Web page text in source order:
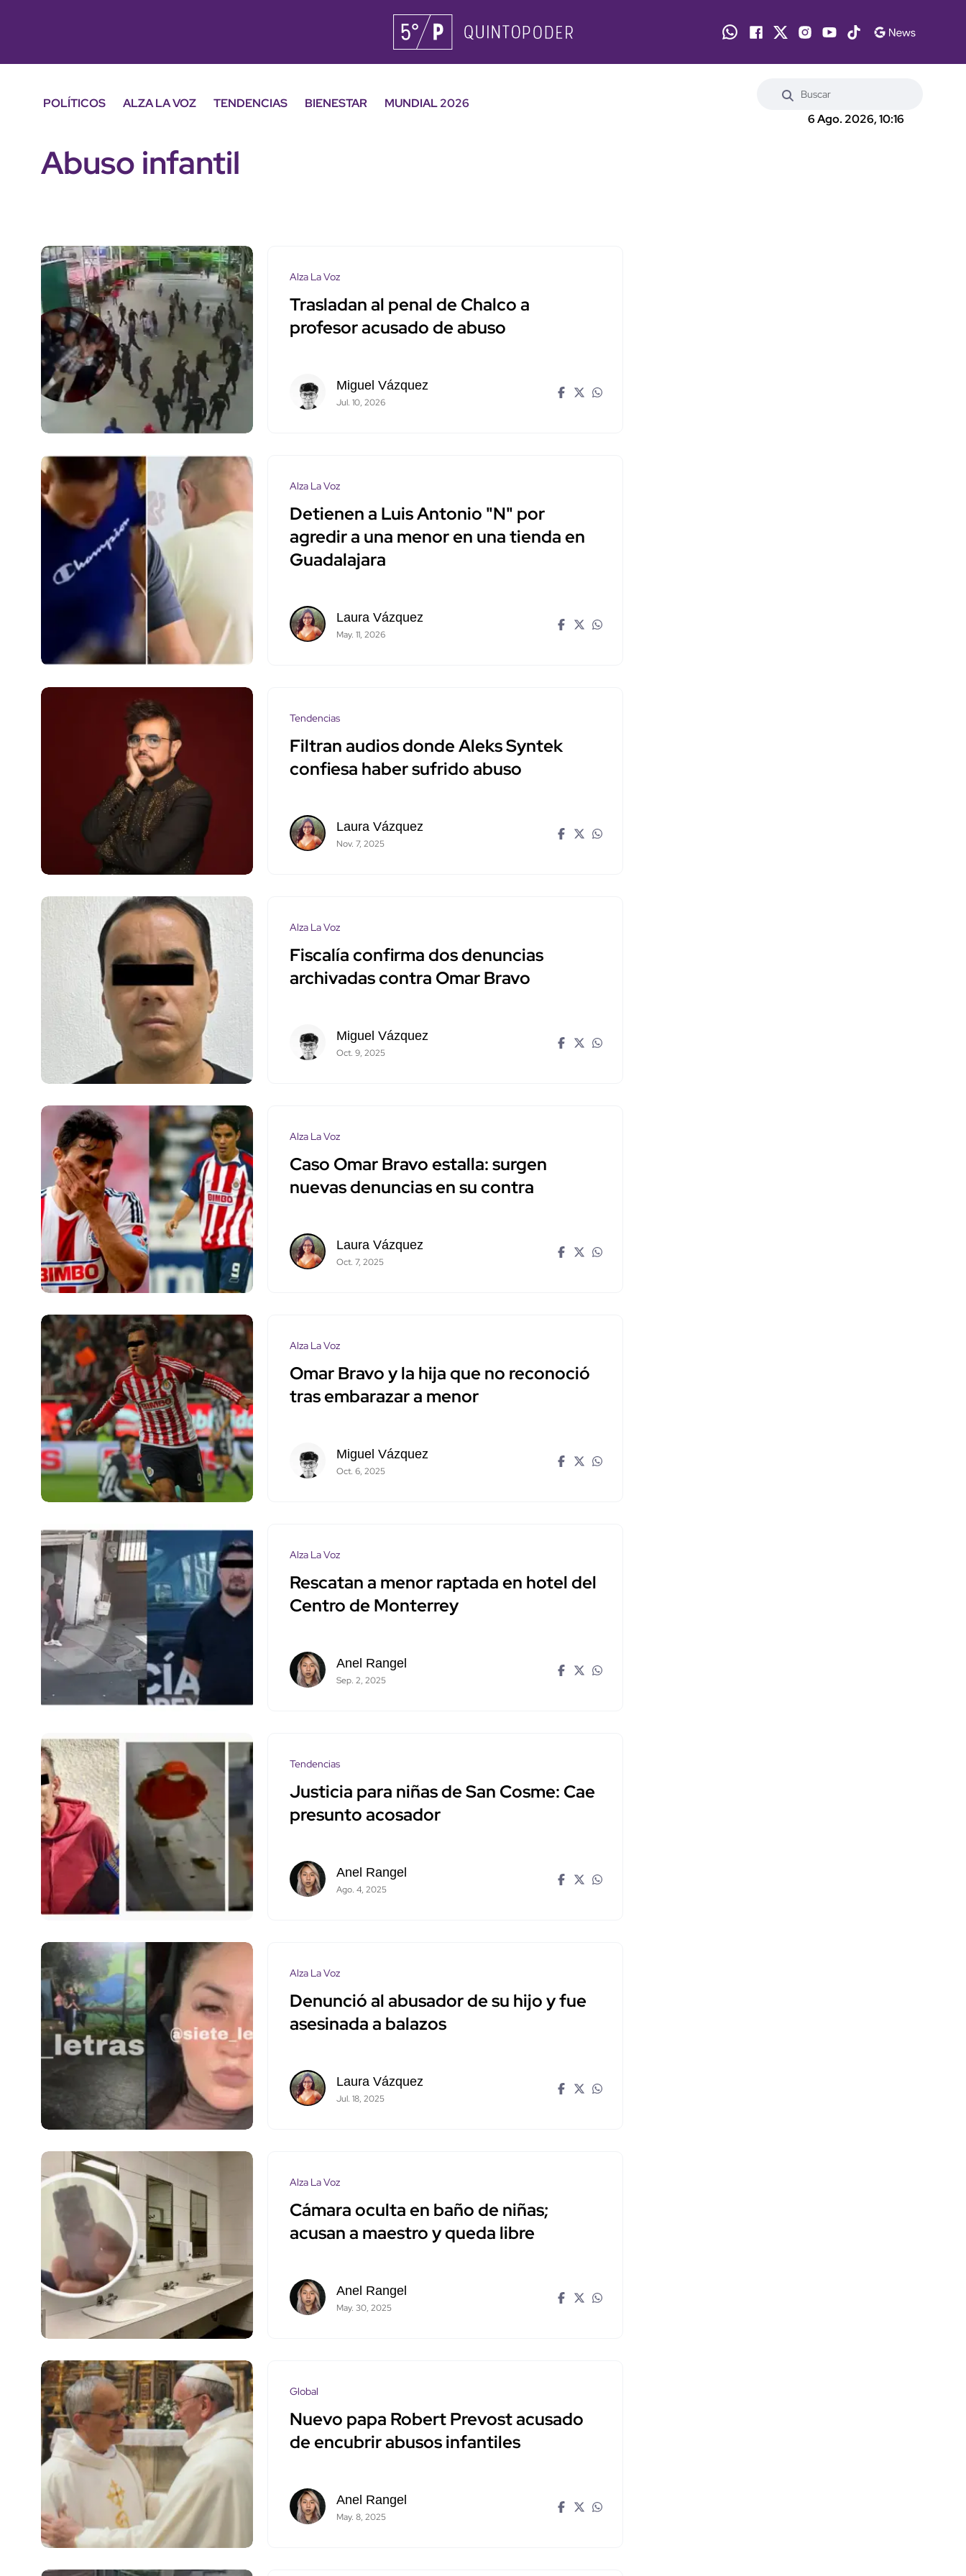
POLÍTICOS ALZA LA VOZ TENDENCIAS BIENESTAR
MUNDIAL 2026
6 Ago. 2026, 10:16
Abuso infantil
Alza La Voz
Trasladan al penal de Chalco a
profesor acusado de abuso
Miguel Vázquez
Jul. 10, 2026
Alza La Voz
Detienen a Luis Antonio "N" por
agredir a una menor en una tienda en
Guadalajara
Laura Vázquez
May. 11, 2026
Tendencias
Filtran audios donde Aleks Syntek
confiesa haber sufrido abuso
Laura Vázquez
Nov. 7, 2025
Alza La Voz
Fiscalía confirma dos denuncias
archivadas contra Omar Bravo
Miguel Vázquez
Oct. 9, 2025
Alza La Voz
Caso Omar Bravo estalla: surgen
nuevas denuncias en su contra
Laura Vázquez
Oct. 7, 2025
Alza La Voz
Omar Bravo y la hija que no reconoció
tras embarazar a menor
Miguel Vázquez
Oct. 6, 2025
Alza La Voz
Rescatan a menor raptada en hotel del
Centro de Monterrey
Anel Rangel
Sep. 2, 2025
Tendencias
Justicia para niñas de San Cosme: Cae
presunto acosador
Anel Rangel
Ago. 4, 2025
Alza La Voz
Denunció al abusador de su hijo y fue
asesinada a balazos
Laura Vázquez
Jul. 18, 2025
Alza La Voz
Cámara oculta en baño de niñas;
acusan a maestro y queda libre
Anel Rangel
May. 30, 2025
Global
Nuevo papa Robert Prevost acusado
de encubrir abusos infantiles
Anel Rangel
May. 8, 2025